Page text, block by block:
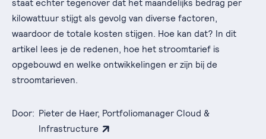
staat echter tegenover dat het maandelijks bedrag per
kilowattuur stijgt als gevolg van diverse factoren,
waardoor de totale kosten stijgen. Hoe kan dat? In dit
artikel lees je de redenen, hoe het stroomtarief is
opgebouwd en welke ontwikkelingen er zijn bij de
stroomtarieven.
Door: Pieter de Haer, Portfoliomanager Cloud &
Infrastructure